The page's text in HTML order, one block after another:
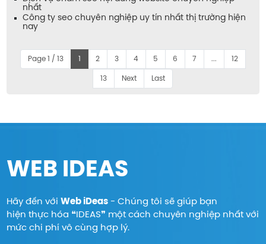
nhất
Công ty seo chuyên nghiệp uy tín nhất thị trường hiện
nay
Page 1 / 13 1 2 3 4 5 6 7 ... 12
13 Next Last
WEB IDEAS
Hãy đến vớiWeb iDeas - Chúng tôi sẽ giúp bạn
hiện thực hóa ❝IDEAS❞ một cách chuyên nghiệp nhất với
mức chi phí vô cùng hợp lý.